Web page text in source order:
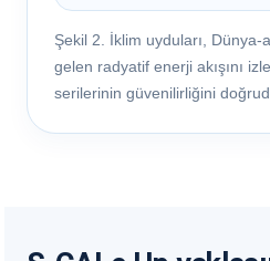
Şekil 2. İklim uyduları,
gelen radyatif enerji akışını
serilerinin güvenilirliğini